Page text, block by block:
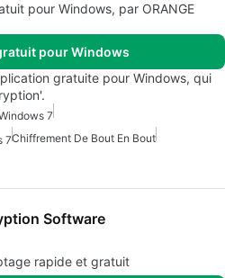
pour Windows, par ORANGE
pour Windows
gratuite pour Windows, qui
7
7Chiffrement De Bout En Bout
Software
rapide et gratuit